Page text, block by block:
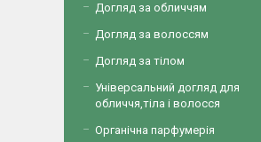
Догляд за обличчям
Догляд за волоссям
Догляд за тілом
Універсальний догляд для
обличчя,тіла і волосся
Органічна парфумерія